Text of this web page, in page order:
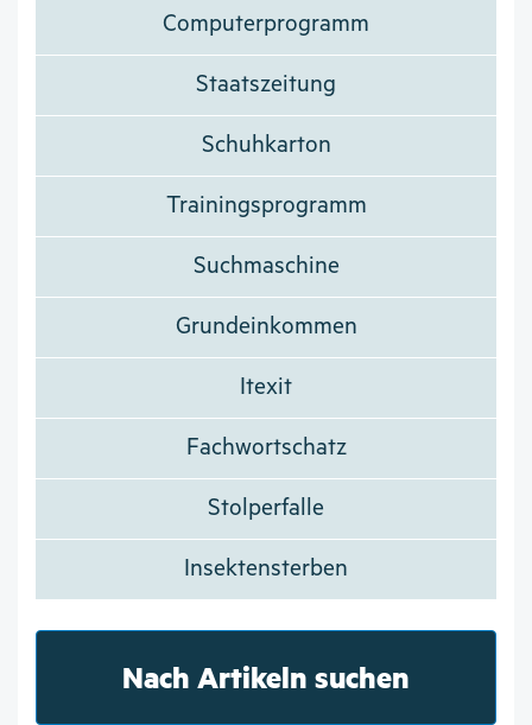
Computerprogramm
Staatszeitung
Schuhkarton
Trainingsprogramm
Suchmaschine
Grundeinkommen
Itexit
Fachwortschatz
Stolperfalle
Insektensterben
Nach Artikeln suchen